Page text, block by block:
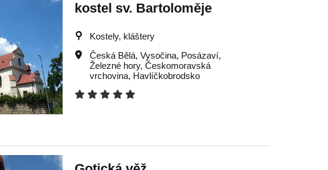
kostel sv. Bartoloměje
Kostely, kláštery
Česká Bělá, Vysočina, Posázaví,
Železné hory, Českomoravská
vrchovina, Havlíčkobrodsko